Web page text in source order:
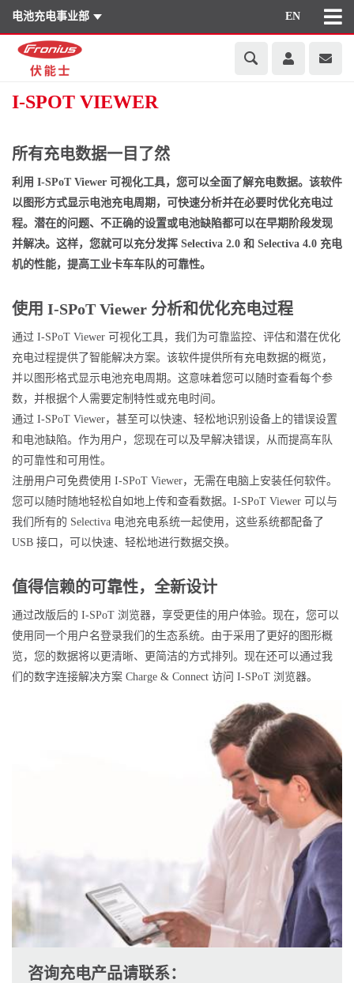
电池充电事业部 EN
I-SPOT VIEWER
所有充电数据一目了然
利用 I-SPoT Viewer 可视化工具，您可以全面了解充电数据。该软件
以图形方式显示电池充电周期，可快速分析并在必要时优化充电过
程。潜在的问题、不正确的设置或电池缺陷都可以在早期阶段发现
并解决。这样，您就可以充分发挥 Selectiva 2.0 和 Selectiva 4.0 充电
机的性能，提高工业卡车车队的可靠性。
使用 I-SPoT Viewer 分析和优化充电过程
通过 I-SPoT Viewer 可视化工具，我们为可靠监控、评估和潜在优化
充电过程提供了智能解决方案。该软件提供所有充电数据的概览，
并以图形格式显示电池充电周期。这意味着您可以随时查看每个参
数，并根据个人需要定制特性或充电时间。
通过 I-SPoT Viewer，甚至可以快速、轻松地识别设备上的错误设置
和电池缺陷。作为用户，您现在可以及早解决错误，从而提高车队
的可靠性和可用性。
注册用户可免费使用 I-SPoT Viewer，无需在电脑上安装任何软件。
您可以随时随地轻松自如地上传和查看数据。I-SPoT Viewer 可以与
我们所有的 Selectiva 电池充电系统一起使用，这些系统都配备了
USB 接口，可以快速、轻松地进行数据交换。
值得信赖的可靠性，全新设计
通过改版后的 I-SPoT 浏览器，享受更佳的用户体验。现在，您可以
使用同一个用户名登录我们的生态系统。由于采用了更好的图形概
览，您的数据将以更清晰、更简洁的方式排列。现在还可以通过我
们的数字连接解决方案 Charge & Connect 访问 I-SPoT 浏览器。
咨询充电产品请联系：